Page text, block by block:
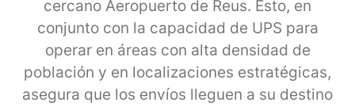
cercano Aeropuerto de Reus. Esto, en
conjunto con la capacidad de UPS para
operar en áreas con alta densidad de
población y en localizaciones estratégicas,
asegura que los envíos lleguen a su destino